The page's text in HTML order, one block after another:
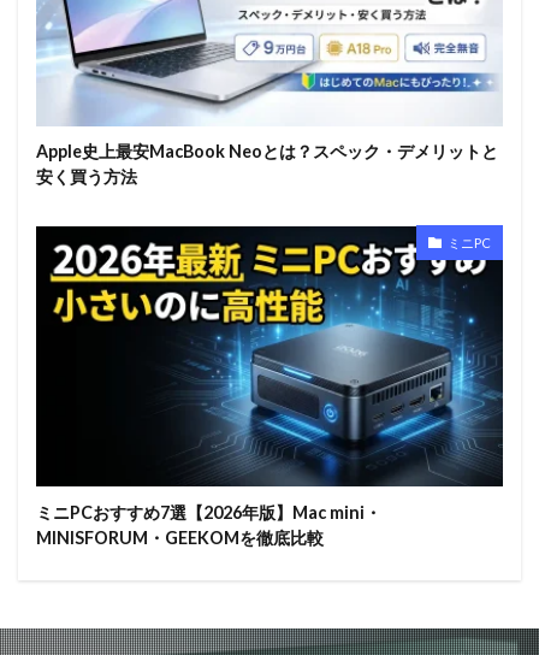
Apple史上最安MacBook Neoとは？スペック・デメリットと
安く買う方法
ミニPC
ミニPCおすすめ7選【2026年版】Mac mini・
MINISFORUM・GEEKOMを徹底比較